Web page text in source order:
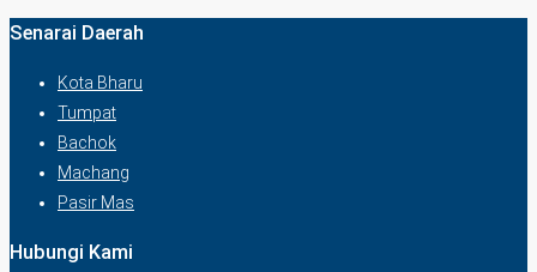
Senarai Daerah
Kota Bharu
Tumpat
Bachok
Machang
Pasir Mas
Hubungi Kami